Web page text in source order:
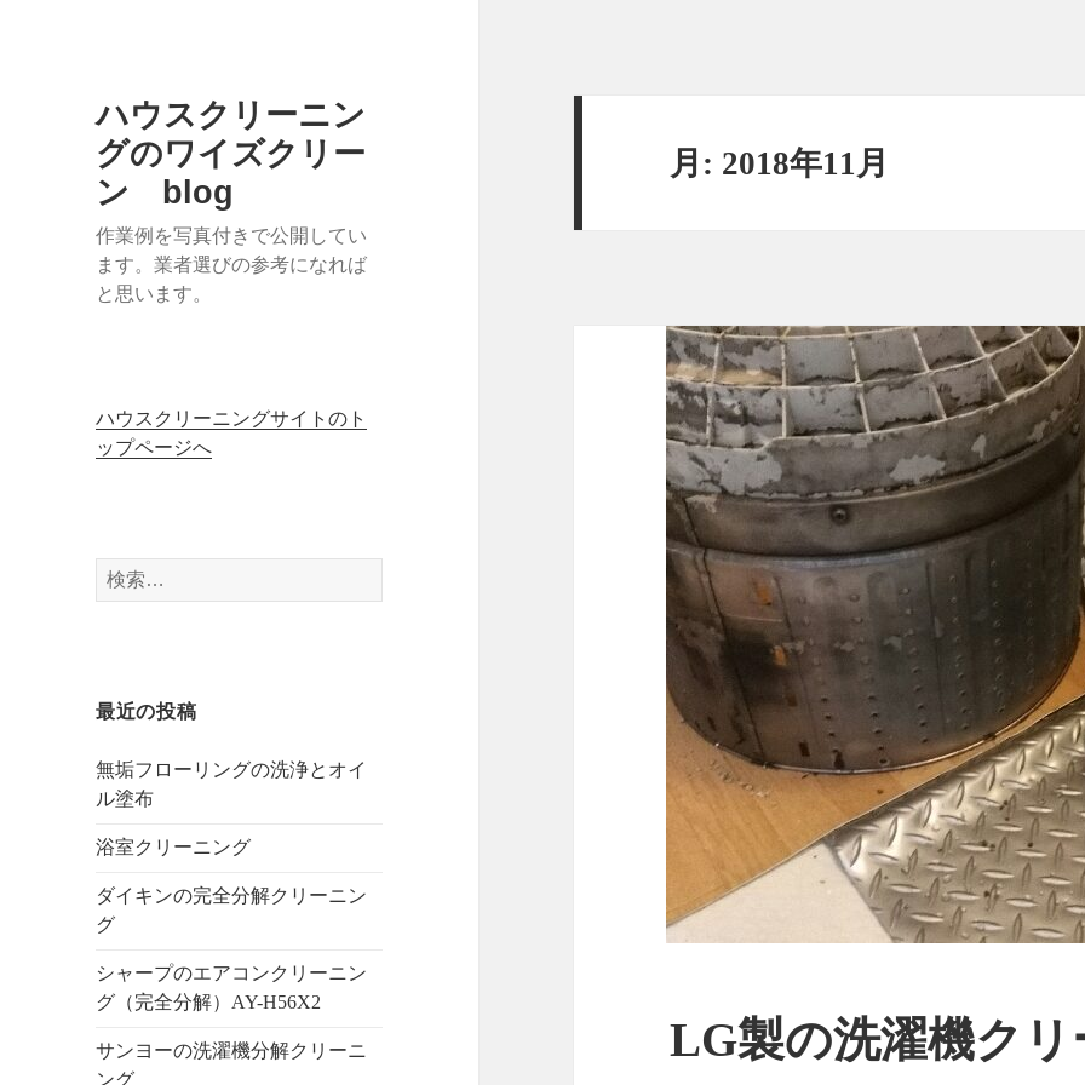
ハウスクリーニン
グのワイズクリー
ン blog
作業例を写真付きで公開してい
ます。業者選びの参考になれば
と思います。
ハウスクリーニングサイトのト
ップページへ
検
索:
最近の投稿
無垢フローリングの洗浄とオイ
ル塗布
浴室クリーニング
ダイキンの完全分解クリーニン
グ
シャープのエアコンクリーニン
グ（完全分解）AY-H56X2
サンヨーの洗濯機分解クリーニ
ング
月: 2018年11月
LG製の洗濯機ク